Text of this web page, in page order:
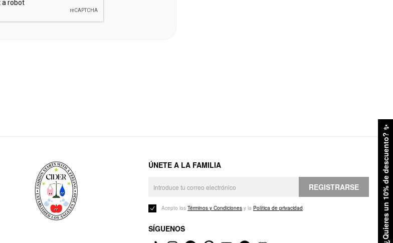
¿Quieres un 10% de descuento?
✨
ÚNETE A LA FAMILIA
REGISTRARSE
Acepto los Términos y Condiciones y la Política de privacidad.
SÍGUENOS